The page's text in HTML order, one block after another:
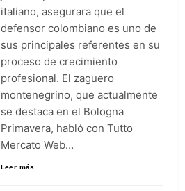
italiano, asegurara que el
defensor colombiano es uno de
sus principales referentes en su
proceso de crecimiento
profesional. El zaguero
montenegrino, que actualmente
se destaca en el Bologna
Primavera, habló con Tutto
Mercato Web…
Leer más